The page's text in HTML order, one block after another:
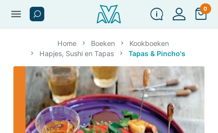
menu 0
Home Boeken
Kookboeken
Hapjes, Sushi en Tapas
Tapas & Pincho's